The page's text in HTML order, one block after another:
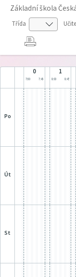
Základní škola
Třída
0
7:00 7:45
1
8:00 8:45
po
út
st